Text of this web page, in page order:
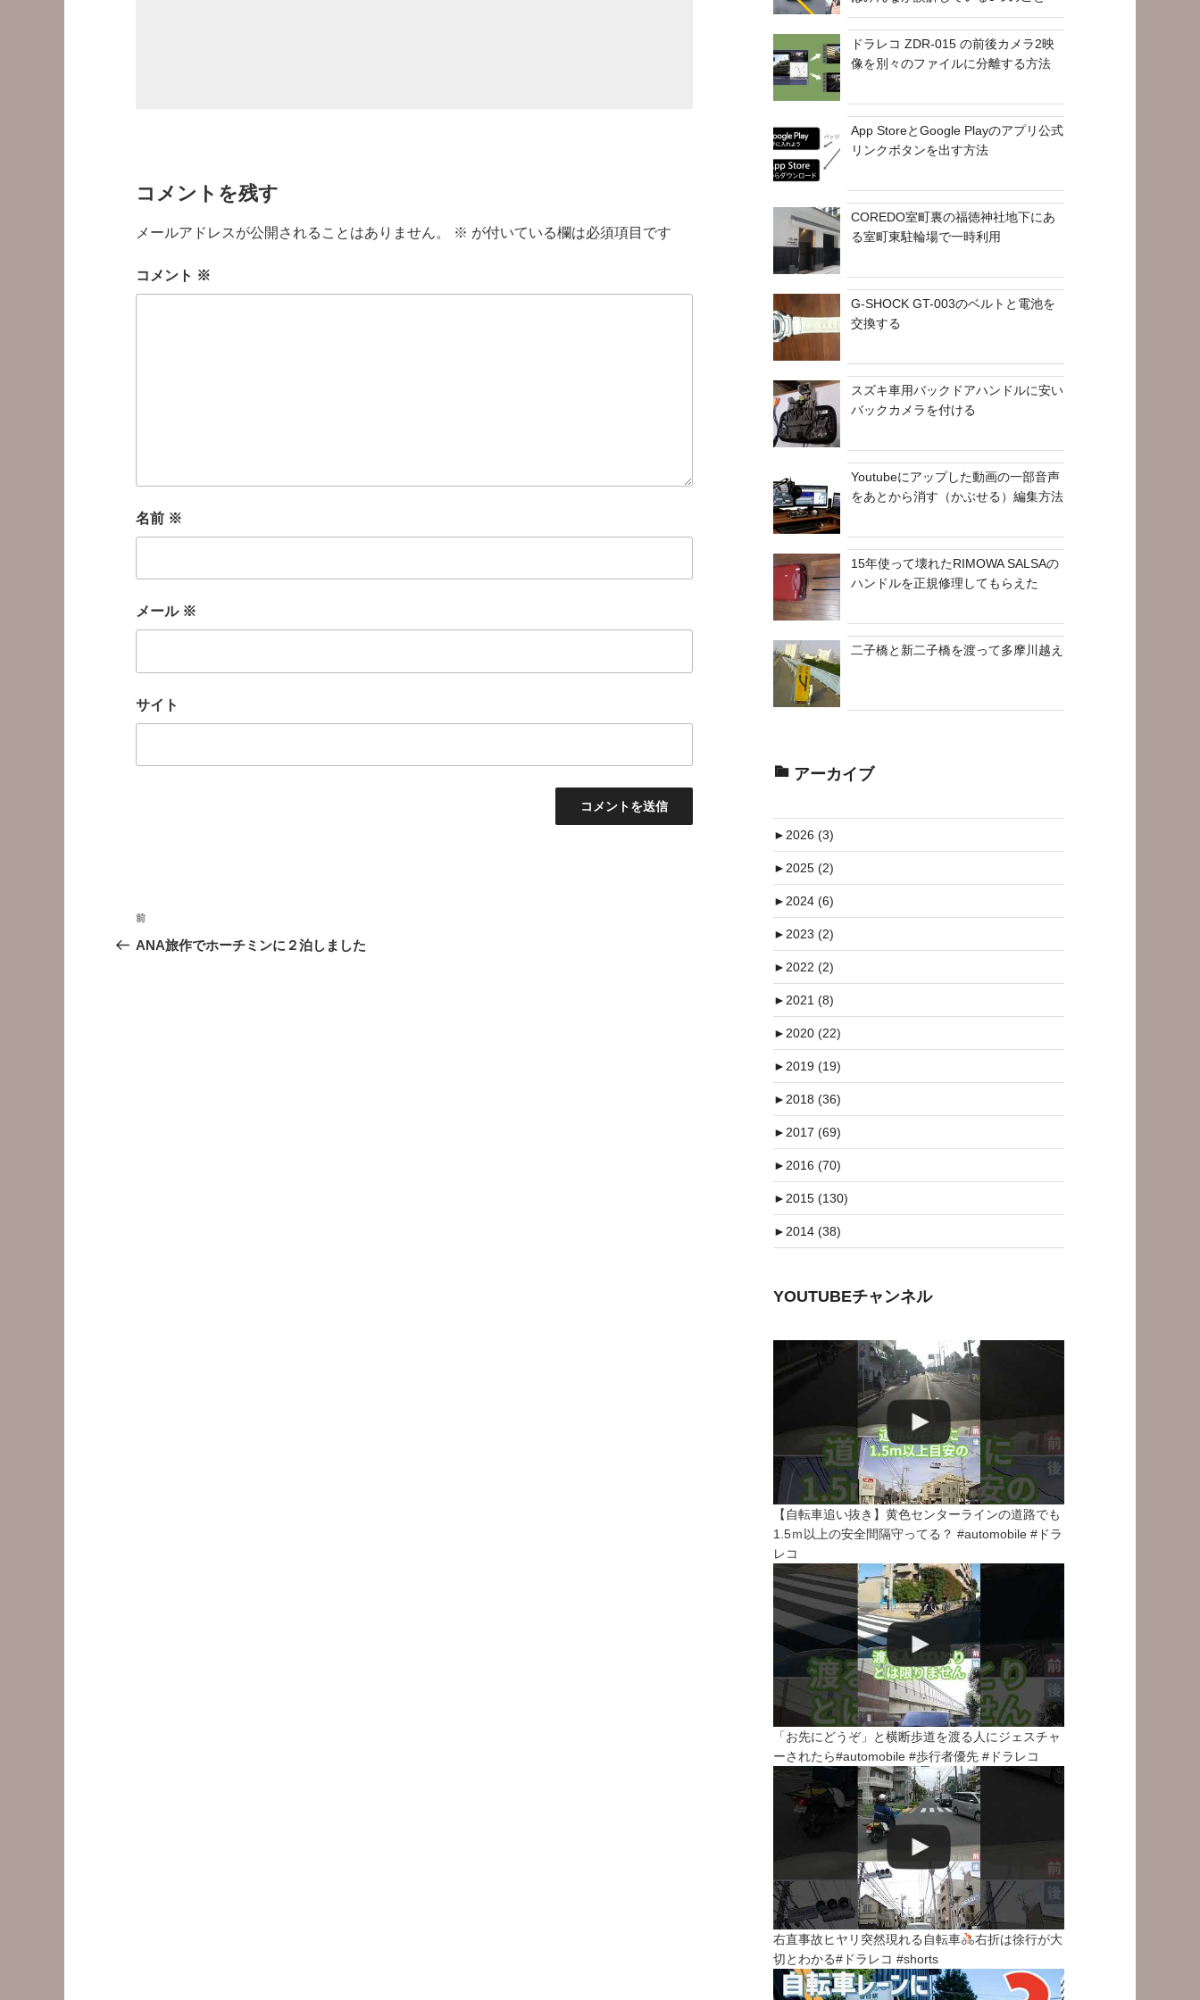
コメントを残す
メールアドレスが公開されることはありません。 ※ が付いている欄は必須項目です
コメント ※
名前 ※
メール ※
サイト
投
稿
前
の
前
ANA旅作でホーチミンに２泊しました
ドラレコ ZDR-015 の前後カメラ2映
像を別々のファイルに分離する方法
App StoreとGoogle Playのアプリ公式
リンクボタンを出す方法
COREDO室町裏の福徳神社地下にあ
る室町東駐輪場で一時利用
G-SHOCK GT-003のベルトと電池を
交換する
スズキ車用バックドアハンドルに安い
バックカメラを付ける
Youtubeにアップした動画の一部音声
をあとから消す（かぶせる）編集方法
15年使って壊れたRIMOWA SALSAの
ハンドルを正規修理してもらえた
二子橋と新二子橋を渡って多摩川越え
アーカイブ
►2026 (3)
►2025 (2)
►2024 (6)
►2023 (2)
►2022 (2)
►2021 (8)
►2020 (22)
►2019 (19)
►2018 (36)
►2017 (69)
►2016 (70)
►2015 (130)
►2014 (38)
YOUTUBEチャンネル
【自転車追い抜き】黄色センターラインの道路でも
1.5ｍ以上の安全間隔守ってる？ #automobile #ドラ
レコ
「お先にどうぞ」と横断歩道を渡る人にジェスチャ
ーされたら#automobile #歩行者優先 #ドラレコ
右直事故ヒヤリ突然現れる自転車
右折は徐行が大
切とわかる#ドラレコ #shorts